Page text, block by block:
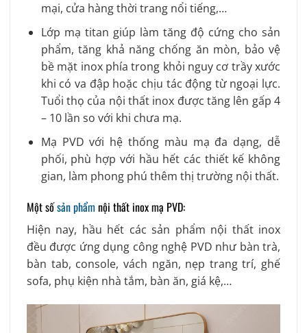
mại, cửa hàng thời trang nổi tiếng,…
Lớp mạ titan giúp làm tăng độ cứng cho sản
phẩm, tăng khả năng chống ăn mòn, bảo vệ
bề mặt inox phía trong khỏi nguy cơ trầy xước
khi có va đập hoặc chịu tác động từ ngoại lực.
Tuổi thọ của nội thất inox được tăng lên gấp 4
– 10 lần so với khi chưa mạ.
Mạ PVD với hệ thống màu mạ đa dạng, dễ
phối, phù hợp với hầu hết các thiết kế không
gian, làm phong phú thêm thị trường nội thất.
Một sốsản phẩm nội thất inox mạ PVD:
Hiện nay, hầu hết các sản phẩm nội thất inox
đều được ứng dụng công nghệ PVD như bàn trà,
bàn tab, console, vách ngăn, nẹp trang trí, ghế
sofa, phụ kiện nhà tắm, bàn ăn, giá kệ,…